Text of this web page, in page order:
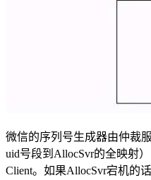
微信的序列号生成器由仲裁
uid号段到AllocSvr的全映射
Client。如果AllocSvr宕机的